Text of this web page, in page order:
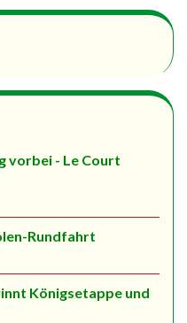
vorbei - Le Court
Rundfahrt
Königsetappe und